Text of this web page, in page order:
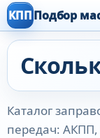
КПППодбор
Каталог
передач: АКПП,